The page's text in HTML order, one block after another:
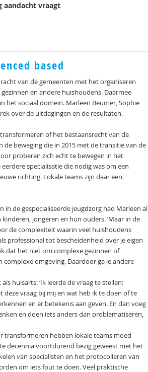
aandacht vraagt
based
van de gemeenten met het organiseren
en andere huishoudens. Daarmee
het sociaal domein. Marleen Beumer, Sophie
over de uitdagingen en de resultaten.
of het bestaansrecht van de
de beweging die in 2015 met de transitie van de
proberen zich echt te bewegen in het
eerdere specialisatie die nodig was om een
richting. Lokale teams zijn daar een
de gespecialiseerde jeugdzorg had Marleen al
jongeren en hun ouders. ‘Maar in de
de complexiteit waarin veel huishoudens
professional tot bescheidenheid over je eigen
dat het niet om complexe gezinnen of
omgeving. Daardoor ga je andere
huisarts. ‘Ik leerde de vraag te stellen:
vraag bij mij en wat heb ik te doen of te
en er betekenis aan geven. En dan voeg
en doen iets anders dan problematiseren,
transformeren hebben lokale teams moed
decennia voortdurend bezig geweest met het
van specialisten en het protocolleren van
om iets fout te doen. Veel praktische